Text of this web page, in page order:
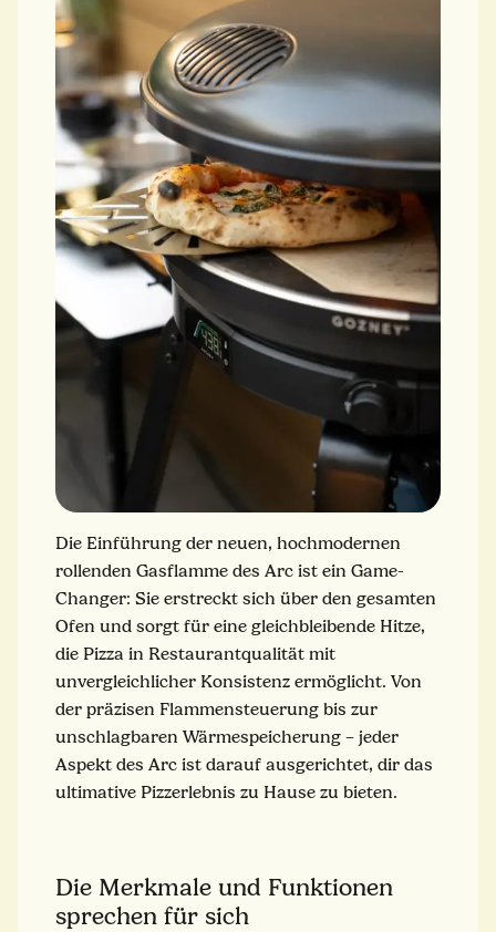
Die Einführung der neuen, hochmodernen
rollenden Gasflamme des Arc ist ein Game-
Changer: Sie erstreckt sich über den gesamten
Ofen und sorgt für eine gleichbleibende Hitze,
die Pizza in Restaurantqualität mit
unvergleichlicher Konsistenz ermöglicht. Von
der präzisen Flammensteuerung bis zur
unschlagbaren Wärmespeicherung – jeder
Aspekt des Arc ist darauf ausgerichtet, dir das
ultimative Pizzerlebnis zu Hause zu bieten.
Die Merkmale und Funktionen
sprechen für sich